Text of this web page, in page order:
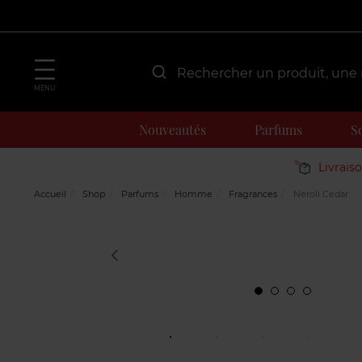
MENU
Nouveautés Parfums
Accueil Shop Parfums Homme Fragrances Neroli Cedar